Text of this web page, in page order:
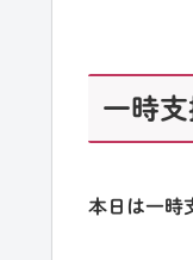
一時
本日は一時